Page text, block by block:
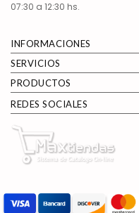
07:30 a 12:30 hs.
INFORMACIONES
SERVICIOS
PRODUCTOS
REDES SOCIALES